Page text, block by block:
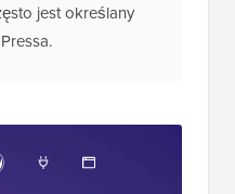
jest określany